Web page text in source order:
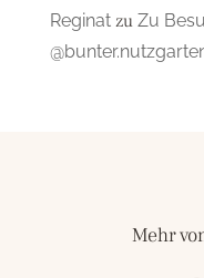
Reginatzu Zu
Mehr